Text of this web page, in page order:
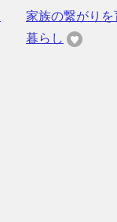
家族の繋がりを
暮らし